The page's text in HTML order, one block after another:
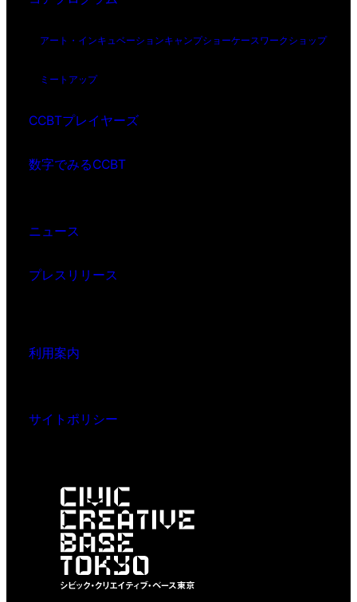
アート・インキュベーションキャンプショーケースワークショップ
ミートアップ
CCBTプレイヤーズ
数字でみるCCBT
ニュース
プレスリリース
利用案内
サイトポリシー